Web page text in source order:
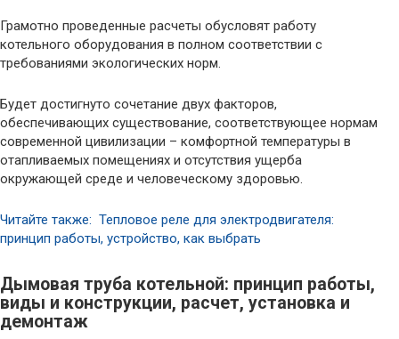
Грамотно проведенные расчеты обусловят работу
котельного оборудования в полном соответствии с
требованиями экологических норм.
Будет достигнуто сочетание двух факторов,
обеспечивающих существование, соответствующее нормам
современной цивилизации – комфортной температуры в
отапливаемых помещениях и отсутствия ущерба
окружающей среде и человеческому здоровью.
Читайте также: Тепловое реле для электродвигателя:
принцип работы, устройство, как выбрать
Дымовая труба котельной: принцип работы,
виды и конструкции, расчет, установка и
демонтаж